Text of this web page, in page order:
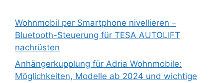
Wohnmobil per Smartphone nivellieren –
Bluetooth-Steuerung für TESA AUTOLIFT
nachrüsten
Anhängerkupplung für Adria Wohnmobile:
Möglichkeiten, Modelle ab 2024 und wichtige